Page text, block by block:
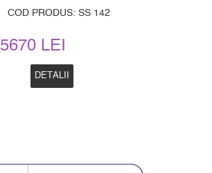
COD PRODUS: SS 142
5670 LEI
DETALII